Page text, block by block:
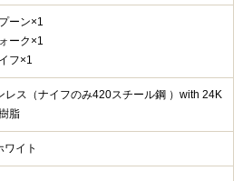
ーン×1
ーク×1
フ×1
レス（ナイフのみ420スチール鋼 ）with 24K
脂
ワイト